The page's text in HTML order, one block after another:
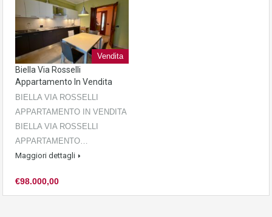
Vendita
Biella Via Rosselli
Appartamento In Vendita
BIELLA VIA ROSSELLI
APPARTAMENTO IN VENDITA
BIELLA VIA ROSSELLI
APPARTAMENTO…
Maggiori dettagli
€98.000,00